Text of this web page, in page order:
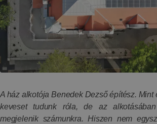
A ház alkotója Benedek Dezső építész. Mint
keveset tudunk róla, de az
megjelenik számunkra. Hiszen nem